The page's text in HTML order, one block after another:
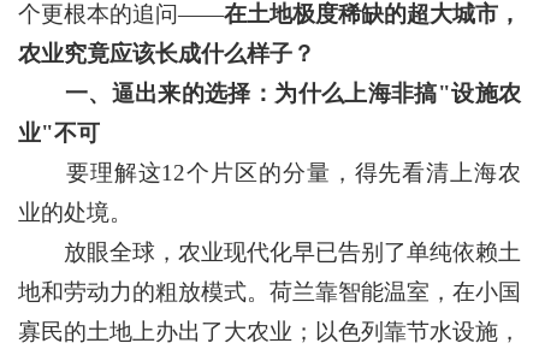
个更根本的追问——在土地极度稀缺的超大城市，
农业究竟应该长成什么样子？
一、逼出来的选择：为什么上海非搞"设施农
业"不可
要理解这12个片区的分量，得先看清上海农
业的处境。
放眼全球，农业现代化早已告别了单纯依赖土
地和劳动力的粗放模式。荷兰靠智能温室，在小国
寡民的土地上办出了大农业；以色列靠节水设施，